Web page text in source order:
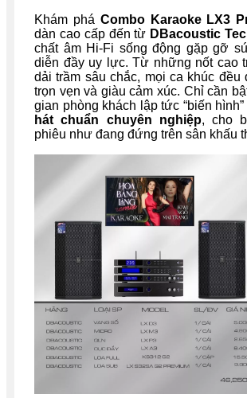
Khám phá Combo Karaoke LX3
dàn cao cấp đến từ DBacoustic
chất âm Hi-Fi sống động gặp gỡ
diễn đầy uy lực. Từ những nốt cao
dải trầm sâu chắc, mọi ca khúc đều
trọn vẹn và giàu cảm xúc. Chỉ cần
gian phòng khách lập tức “biến hình”
hát chuẩn chuyên nghiệp, cho
phiêu như đang đứng trên sân khấu